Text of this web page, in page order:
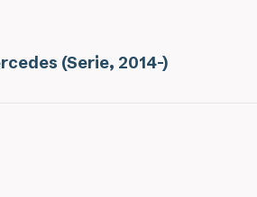
(Serie, 2014-)